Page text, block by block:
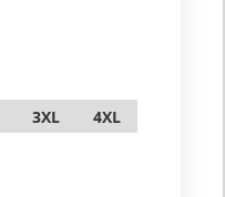
3XL 4XL